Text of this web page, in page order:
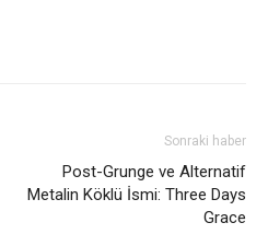
Sonraki haber
Post-Grunge ve Alternatif
Metalin Köklü İsmi: Three Days
Grace